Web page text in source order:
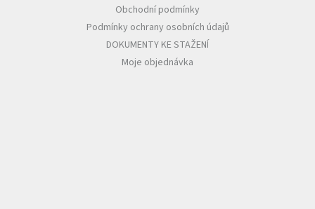
Obchodní podmínky
Podmínky ochrany osobních údajů
DOKUMENTY KE STAŽENÍ
Moje objednávka